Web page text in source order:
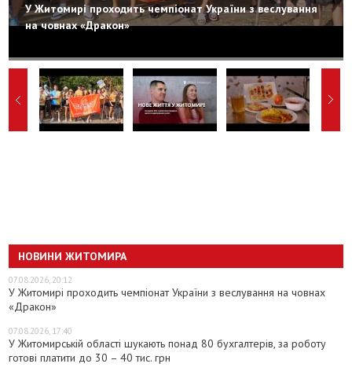
У Житомирі проходить чемпіонат України з веслування
на човнах «Дракон»
НОВИНИ ЖИТОМИРА
07.08.2026, 20:12
У Житомирі проходить чемпіонат України з веслування на човнах
«Дракон»
07.08.2026, 17:40
У Житомирській області шукають понад 80 бухгалтерів, за роботу
готові платити до 30 – 40 тис. грн